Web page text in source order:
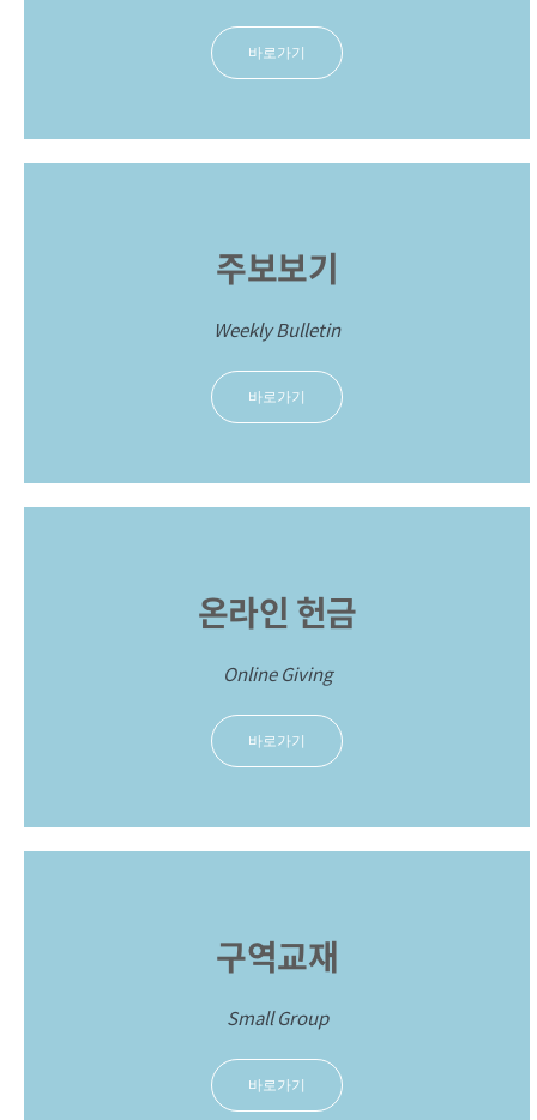
바로가기
주보보기
Weekly Bulletin
바로가기
온라인 헌금
Online Giving
바로가기
구역교재
Small Group
바로가기